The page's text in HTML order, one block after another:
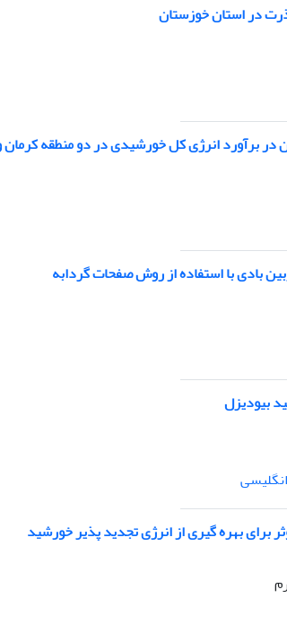
در استان خوزستان
برآورد انرژی کل خورشیدی در دو منطقه کرمان
بیودیزل
برای بهره گیری از انرژی تجدید پذیر خورشید